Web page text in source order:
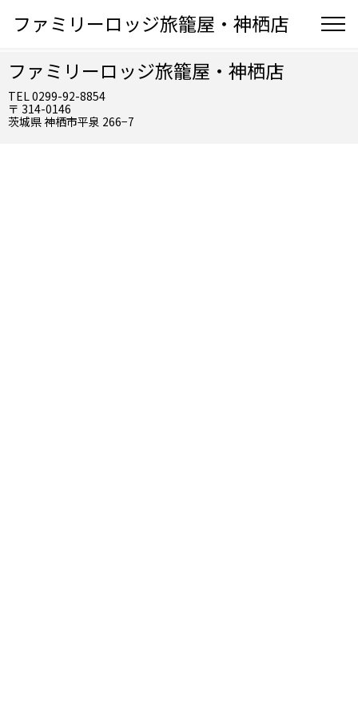
ファミリーロッジ旅籠屋・神栖店
ファミリーロッジ旅籠屋・神栖店
TEL 0299-92-8854
〒 314-0146
茨城県 神栖市平泉 266−7